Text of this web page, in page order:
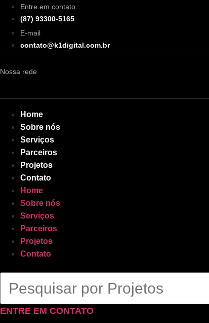
para
conteúdo
Entre em contato
(87) 93300-5165
E-mail
contato@k1digital.com.br
Nossa rede
Home
Sobre nós
Serviços
Parceiros
Projetos
Contato
Home
Sobre nós
Serviços
Parceiros
Projetos
Contato
ENTRE EM CONTATO